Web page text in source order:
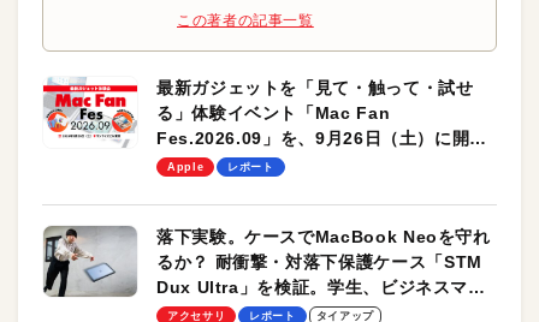
この著者の記事一覧
最新ガジェットを「見て・触って・試せ
る」体験イベント「Mac Fan
Fes.2026.09」を、9月26日（土）に開催
します！
Apple レポート
落下実験。ケースでMacBook Neoを守れ
るか？ 耐衝撃・対落下保護ケース「STM
Dux Ultra」を検証。学生、ビジネスマン
のモバイルユースに最適！
アクセサリ レポート タイアップ